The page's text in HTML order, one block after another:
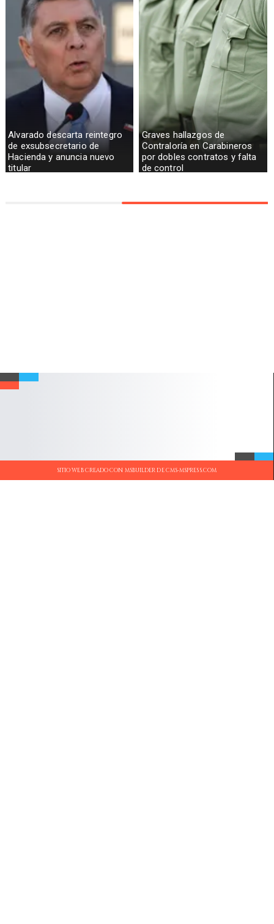
Alvarado descarta reintegro
de exsubsecretario de
Hacienda y anuncia nuevo
titular
Graves hallazgos de
Contraloría en Carabineros
por dobles contratos y falta
de control
SITIO WEB CREADO CON MSBUILDER DE CMS-MSPRESS.COM